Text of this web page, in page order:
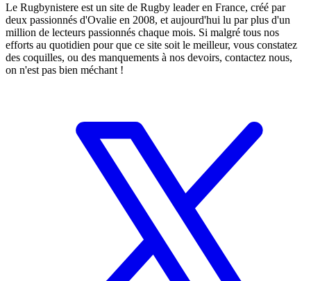
Le Rugbynistere est un site de Rugby leader en France, créé par
deux passionnés d'Ovalie en 2008, et aujourd'hui lu par plus d'un
million de lecteurs passionnés chaque mois. Si malgré tous nos
efforts au quotidien pour que ce site soit le meilleur, vous constatez
des coquilles, ou des manquements à nos devoirs, contactez nous,
on n'est pas bien méchant !